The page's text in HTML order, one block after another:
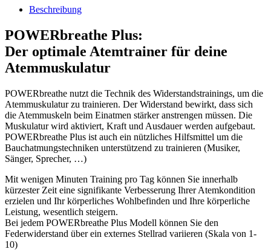
Beschreibung
POWERbreathe Plus:
Der optimale Atemtrainer für deine
Atemmuskulatur
POWERbreathe nutzt die Technik des Widerstandstrainings, um die
Atemmuskulatur zu trainieren. Der Widerstand bewirkt, dass sich
die Atemmuskeln beim Einatmen stärker anstrengen müssen. Die
Muskulatur wird aktiviert, Kraft und Ausdauer werden aufgebaut.
POWERbreathe Plus ist auch ein nützliches Hilfsmittel um die
Bauchatmungstechniken unterstützend zu trainieren (Musiker,
Sänger, Sprecher, …)
Mit wenigen Minuten Training pro Tag können Sie innerhalb
kürzester Zeit eine signifikante Verbesserung Ihrer Atemkondition
erzielen und Ihr körperliches Wohlbefinden und Ihre körperliche
Leistung, wesentlich steigern.
Bei jedem POWERbreathe Plus Modell können Sie den
Federwiderstand über ein externes Stellrad variieren (Skala von 1-
10)